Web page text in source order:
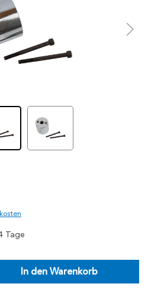
Tage
In den Warenkorb